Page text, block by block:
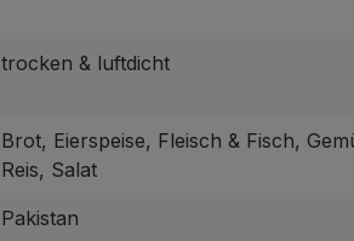
trocken & luftdicht
Brot, Eierspeise, Fleisch & Fisch,
Reis, Salat
Pakistan